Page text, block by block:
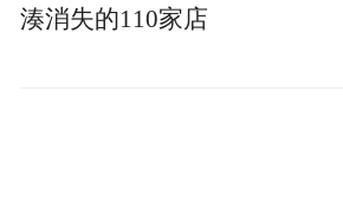
湊消失的110家店